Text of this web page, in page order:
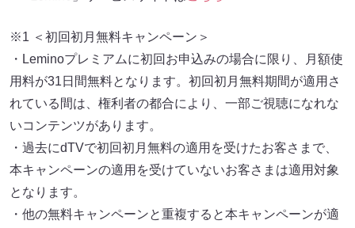
※1 ＜初回初月無料キャンペーン＞
・Leminoプレミアムに初回お申込みの場合に限り、月額使
用料が31日間無料となります。初回初月無料期間が適用さ
れている間は、権利者の都合により、一部ご視聴になれな
いコンテンツがあります。
・過去にdTVで初回初月無料の適用を受けたお客さまで、
本キャンペーンの適用を受けていないお客さまは適用対象
となります。
・他の無料キャンペーンと重複すると本キャンペーンが適